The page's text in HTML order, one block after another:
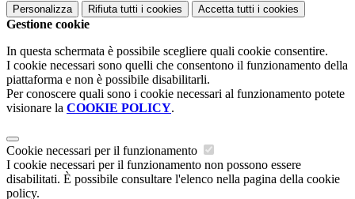
Personalizza Rifiuta tutti i cookies Accetta tutti i cookies
Gestione cookie
In questa schermata è possibile scegliere quali cookie consentire.
I cookie necessari sono quelli che consentono il funzionamento della
piattaforma e non è possibile disabilitarli.
Per conoscere quali sono i cookie necessari al funzionamento potete
visionare la COOKIE POLICY.
Cookie necessari per il funzionamento
I cookie necessari per il funzionamento non possono essere
disabilitati. È possibile consultare l'elenco nella pagina della cookie
policy.